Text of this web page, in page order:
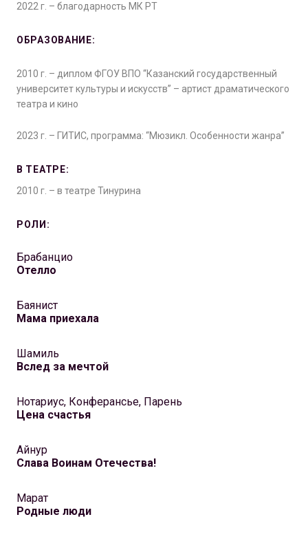
2022 г. – благодарность МК РТ
ОБРАЗОВАНИЕ:
2010 г. – диплом ФГОУ ВПО “Казанский государственный
университет культуры и искусств” – артист драматического
театра и кино
2023 г. – ГИТИС, программа: “Мюзикл. Особенности жанра”
В ТЕАТРЕ:
2010 г. – в театре Тинурина
РОЛИ:
Брабанцио
Отелло
Баянист
Мама приехала
Шамиль
Вслед за мечтой
Нотариус, Конферансье, Парень
Цена счастья
Айнур
Слава Воинам Отечества!
Марат
Родные люди